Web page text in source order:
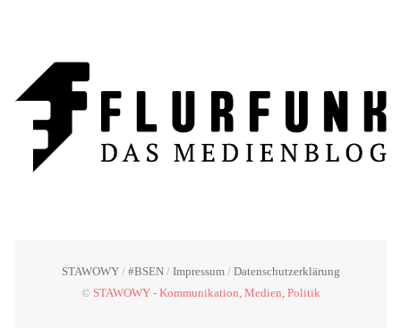
STAWOWY #BSEN Impressum
Datenschutzerklärung
© STAWOWY - Kommunikation, Medien, Politik